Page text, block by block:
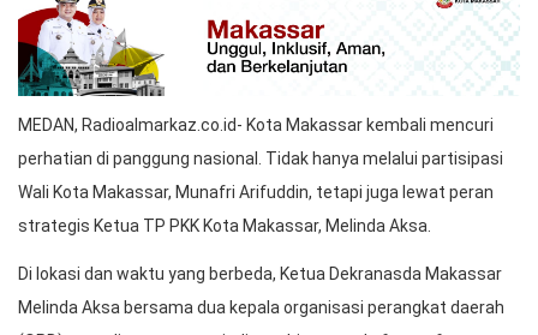
MEDAN, Radioalmarkaz.co.id- Kota Makassar kembali mencuri
perhatian di panggung nasional. Tidak hanya melalui partisipasi
Wali Kota Makassar, Munafri Arifuddin, tetapi juga lewat peran
strategis Ketua TP PKK Kota Makassar, Melinda Aksa.
Di lokasi dan waktu yang berbeda, Ketua Dekranasda Makassar
Melinda Aksa bersama dua kepala organisasi perangkat daerah